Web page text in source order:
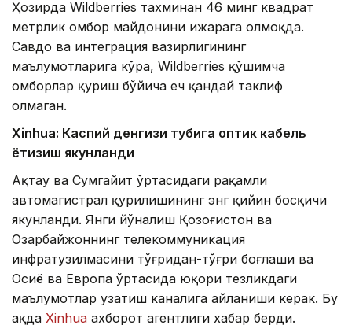
Ҳозирда Wildberries тахминан 46 минг квадрат
метрлик омбор майдонини ижарага олмоқда.
Савдо ва интеграция вазирлигининг
маълумотларига кўра, Wildberries қўшимча
омборлар қуриш бўйича ҳеч қандай таклиф
олмаган.
Xinhuа: Каспий денгизи тубига оптик кабель
ётқизиш якунланди
Ақтау ва Сумгайит ўртасидаги рақамли
автомагистрал қурилишининг энг қийин босқичи
якунланди. Янги йўналиш Қозоғистон ва
Озарбайжоннинг телекоммуникация
инфратузилмасини тўғридан-тўғри боғлаши ва
Осиё ва Европа ўртасида юқори тезликдаги
маълумотлар узатиш каналига айланиши керак. Бу
ҳақда Xinhua ахборот агентлиги хабар берди.